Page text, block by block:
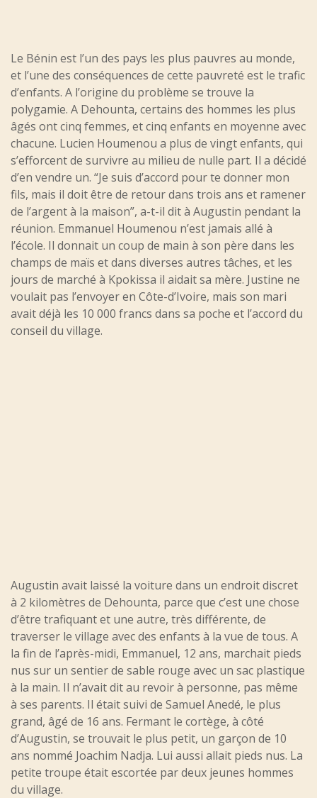
Le Bénin est l’un des pays les plus pauvres au monde,
et l’une des conséquences de cette pauvreté est le trafic
d’enfants. A l’origine du problème se trouve la
polygamie. A Dehounta, certains des hommes les plus
âgés ont cinq femmes, et cinq enfants en moyenne avec
chacune. Lucien Houmenou a plus de vingt enfants, qui
s’efforcent de survivre au milieu de nulle part. Il a décidé
d’en vendre un. “Je suis d’accord pour te donner mon
fils, mais il doit être de retour dans trois ans et ramener
de l’argent à la maison”, a-t-il dit à Augustin pendant la
réunion. Emmanuel Houmenou n’est jamais allé à
l’école. Il donnait un coup de main à son père dans les
champs de maïs et dans diverses autres tâches, et les
jours de marché à Kpokissa il aidait sa mère. Justine ne
voulait pas l’envoyer en Côte-d’Ivoire, mais son mari
avait déjà les 10 000 francs dans sa poche et l’accord du
conseil du village.
Augustin avait laissé la voiture dans un endroit discret
à 2 kilomètres de Dehounta, parce que c’est une chose
d’être trafiquant et une autre, très différente, de
traverser le village avec des enfants à la vue de tous. A
la fin de l’après-midi, Emmanuel, 12 ans, marchait pieds
nus sur un sentier de sable rouge avec un sac plastique
à la main. Il n’avait dit au revoir à personne, pas même
à ses parents. Il était suivi de Samuel Anedé, le plus
grand, âgé de 16 ans. Fermant le cortège, à côté
d’Augustin, se trouvait le plus petit, un garçon de 10
ans nommé Joachim Nadja. Lui aussi allait pieds nus. La
petite troupe était escortée par deux jeunes hommes
du village.